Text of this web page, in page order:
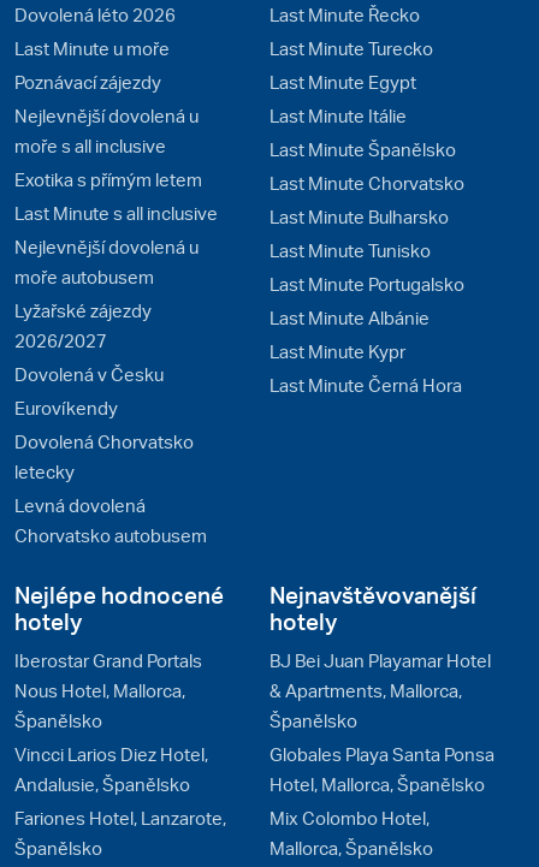
Dovolená léto 2026
Last Minute u moře
Poznávací zájezdy
Nejlevnější dovolená u
moře s all inclusive
Exotika s přímým letem
Last Minute s all inclusive
Nejlevnější dovolená u
moře autobusem
Lyžařské zájezdy
2026/2027
Dovolená v Česku
Eurovíkendy
Dovolená Chorvatsko
letecky
Levná dovolená
Chorvatsko autobusem
Last Minute Řecko
Last Minute Turecko
Last Minute Egypt
Last Minute Itálie
Last Minute Španělsko
Last Minute Chorvatsko
Last Minute Bulharsko
Last Minute Tunisko
Last Minute Portugalsko
Last Minute Albánie
Last Minute Kypr
Last Minute Černá Hora
Nejlépe hodnocené
hotely
Iberostar Grand Portals
Nous Hotel, Mallorca,
Španělsko
Vincci Larios Diez Hotel,
Andalusie, Španělsko
Fariones Hotel, Lanzarote,
Španělsko
Nejnavštěvovanější
hotely
BJ Bei Juan Playamar Hotel
& Apartments, Mallorca,
Španělsko
Globales Playa Santa Ponsa
Hotel, Mallorca, Španělsko
Mix Colombo Hotel,
Mallorca, Španělsko